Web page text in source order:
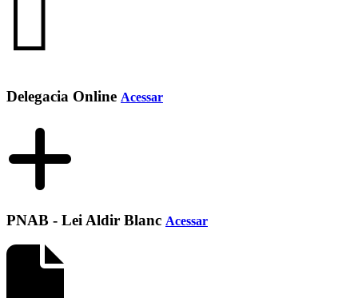
Delegacia Online Acessar
PNAB - Lei Aldir Blanc Acessar